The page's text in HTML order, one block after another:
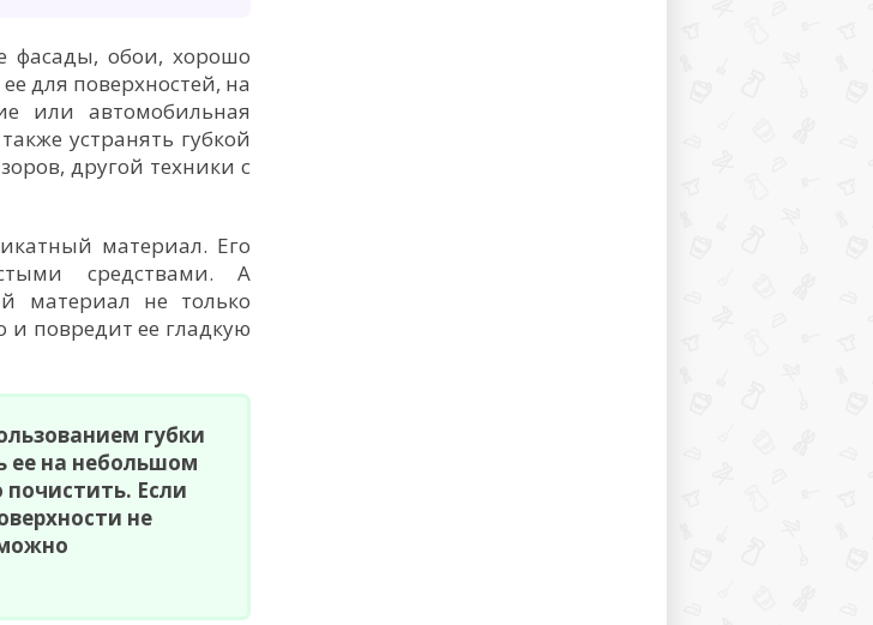
фасады, обои, хорошо
для поверхностей, на
или автомобильная
устранять губкой
другой техники с
материал. Его
средствами. А
материал не только
и повредит ее гладкую
губки
ее на небольшом
Если
не